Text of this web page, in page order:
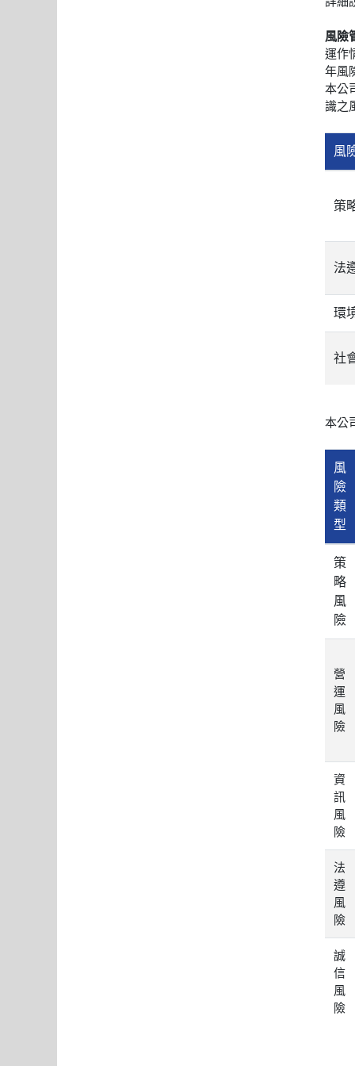
風險
運作
年風
本公
識之
風
策
法
環
社
本公
風
險
類
型
策
略
風
險
營
運
風
險
資
訊
風
險
法
遵
風
險
誠
信
風
險